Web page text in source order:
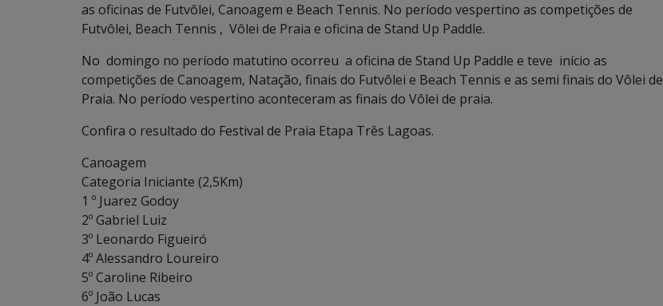
as oficinas de Futvôlei, Canoagem e Beach Tennis. No período vespertino as competições de
Futvôlei, Beach Tennis , Vôlei de Praia e oficina de Stand Up Paddle.
No domingo no período matutino ocorreu a oficina de Stand Up Paddle e teve início as
competições de Canoagem, Natação, finais do Futvôlei e Beach Tennis e as semi finais do Vôlei de
Praia. No período vespertino aconteceram as finais do Vôlei de praia.
Confira o resultado do Festival de Praia Etapa Três Lagoas.
Canoagem
Categoria Iniciante (2,5Km)
1 º Juarez Godoy
2º Gabriel Luiz
3º Leonardo Figueiró
4º Alessandro Loureiro
5º Caroline Ribeiro
6º João Lucas